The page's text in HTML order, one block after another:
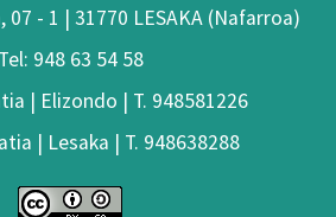
- 1 | 31770 LESAKA (Nafarroa)
Tel: 948 63 54 58
| Elizondo | T. 948581226
| Lesaka | T. 948638288